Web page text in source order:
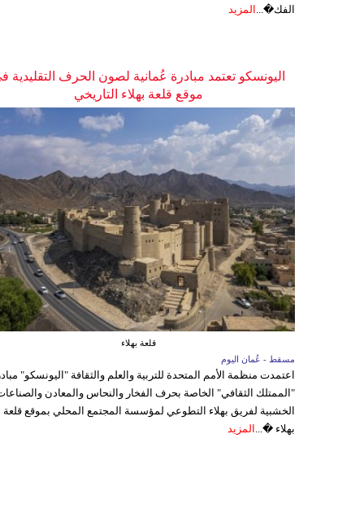
الفك�... المزيد
اليونسكو تعتمد مبادرة عُمانية لصون الحرف التقليدية
موقع قلعة بهلاء التاريخي
قلعة بهلاء
مسقط - عُمان اليوم
اعتمدت منظمة الأمم المتحدة للتربية والعلم والثقافة "اليونسكو"
"الممتلك الثقافي" الخاصة بحرف الفخار والنحاس والمعادن
الخشبية لفريق بهلاء التطوعي لمؤسسة المجتمع المحلي بموقع قلعة
بهلاء �... المزيد